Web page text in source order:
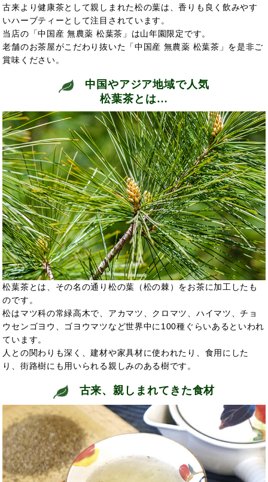
古来より健康茶として親しまれた松の葉は、香りも良く飲みやす
いハーブティーとして注目されています。
当店の「中国産 無農薬 松葉茶」は山年園限定です。
老舗のお茶屋がこだわり抜いた「中国産 無農薬 松葉茶」を是非ご
賞味ください。
中国やアジア地域で人気
松葉茶とは…
松葉茶とは、その名の通り松の葉（松の棘）をお茶に加工したも
のです。
松はマツ科の常緑高木で、アカマツ、クロマツ、ハイマツ、チョ
ウセンゴヨウ、ゴヨウマツなど世界中に100種ぐらいあるといわれ
ています。
人との関わりも深く、建材や家具材に使われたり、食用にした
り、街路樹にも用いられる親しみのある樹です。
古来、親しまれてきた食材